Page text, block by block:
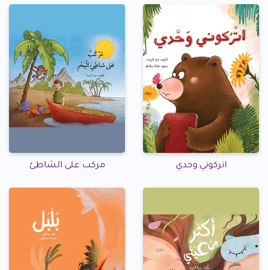
اتركوني وحدي مركب على الشاطئ